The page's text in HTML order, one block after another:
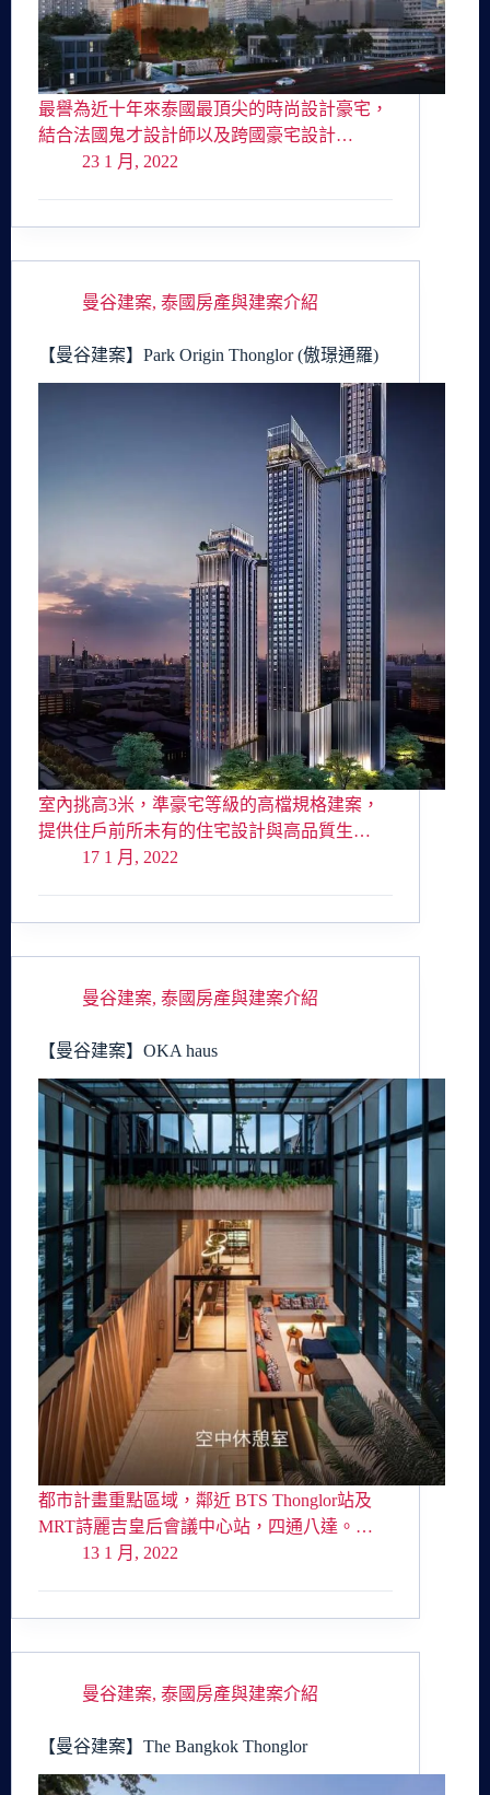
最譽為近十年來泰國最頂尖的時尚設計豪宅，
結合法國鬼才設計師以及跨國豪宅設計…
23 1 月, 2022
曼谷建案, 泰國房產與建案介紹
【曼谷建案】Park Origin Thonglor (傲璟通羅)
室內挑高3米，準豪宅等級的高檔規格建案，
提供住戶前所未有的住宅設計與高品質生…
17 1 月, 2022
曼谷建案, 泰國房產與建案介紹
【曼谷建案】OKA haus
都市計畫重點區域，鄰近 BTS Thonglor站及
MRT詩麗吉皇后會議中心站，四通八達。…
13 1 月, 2022
曼谷建案, 泰國房產與建案介紹
【曼谷建案】The Bangkok Thonglor